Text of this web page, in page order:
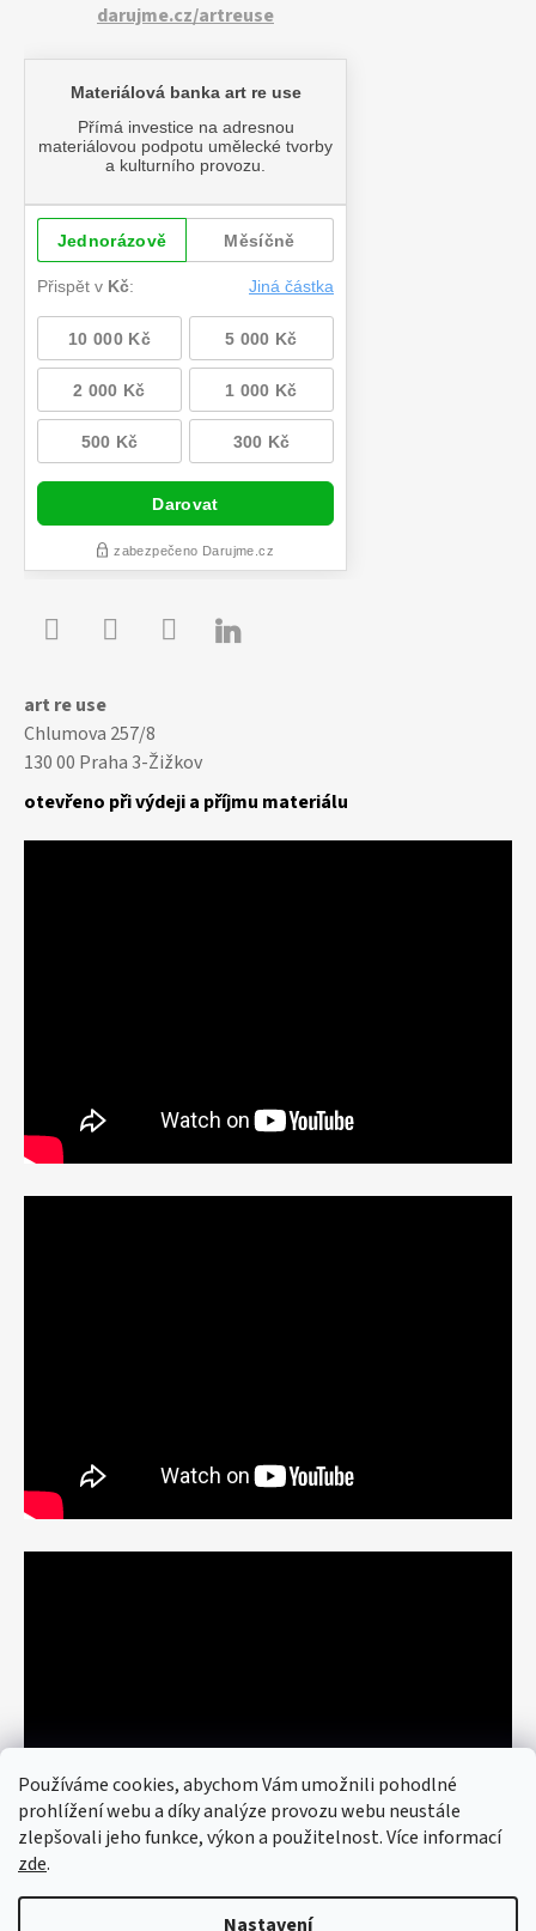
Používáme cookies, abychom Vám umožnili pohodlné
prohlížení webu a díky analýze provozu webu neustále
zlepšovali jeho funkce, výkon a použitelnost. Více informací
zde.
Nastavení
darujme.cz/artreuse

art re use
Chlumova 257/8
130 00 Praha 3-Žižkov
otevřeno při výdeji a příjmu materiálu